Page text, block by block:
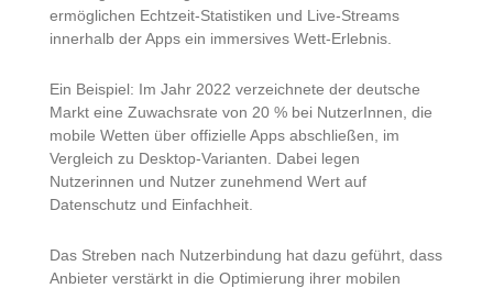
ermöglichen Echtzeit-Statistiken und Live-Streams
innerhalb der Apps ein immersives Wett-Erlebnis.
Ein Beispiel: Im Jahr 2022 verzeichnete der deutsche
Markt eine Zuwachsrate von 20 % bei NutzerInnen, die
mobile Wetten über offizielle Apps abschließen, im
Vergleich zu Desktop-Varianten. Dabei legen
Nutzerinnen und Nutzer zunehmend Wert auf
Datenschutz und Einfachheit.
Das Streben nach Nutzerbindung hat dazu geführt, dass
Anbieter verstärkt in die Optimierung ihrer mobilen